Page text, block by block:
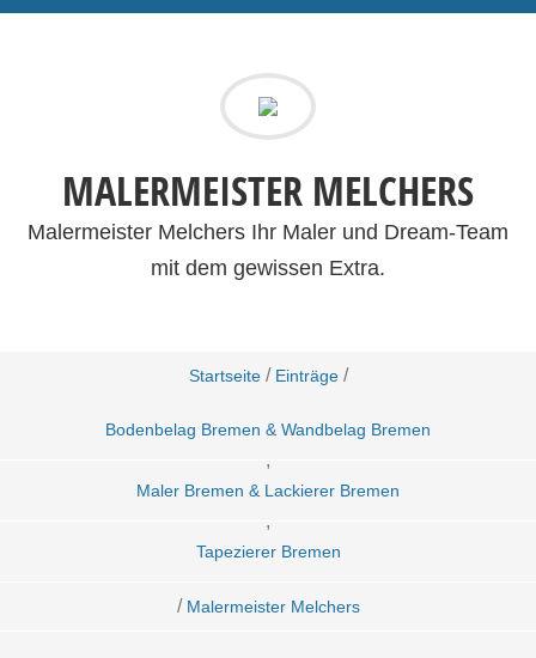
MALERMEISTER MELCHERS
Malermeister Melchers Ihr Maler und Dream-Team
mit dem gewissen Extra.
Startseite / Einträge /
Bodenbelag Bremen & Wandbelag Bremen
,
Maler Bremen & Lackierer Bremen
,
Tapezierer Bremen
/ Malermeister Melchers